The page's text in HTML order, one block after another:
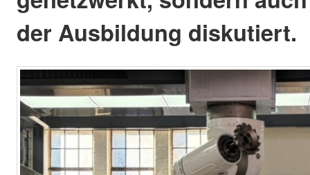
der Ausbildung diskutiert.